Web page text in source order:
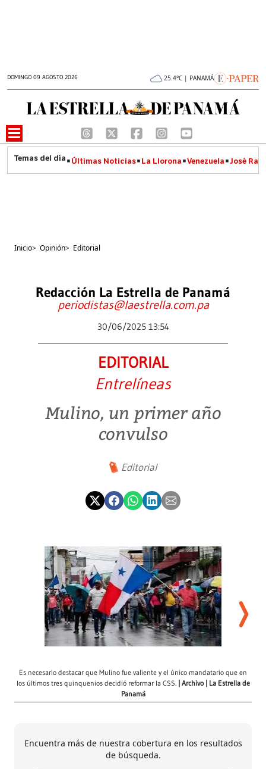
DOMINGO 09 AGOSTO 2026 25.4°C | PANAMÁ
Últimas Noticias La Llorona Venezuela José
Inicio> Opinión> Editorial
Redacción La Estrella de Panamá
periodistas@laestrella.com.pa
30/06/2025 13:54
EDITORIAL
Entrelíneas
Mulino, un primer año
convulso
Editorial
Es necesario destacar que Mulino fue valiente y el único mandatario que en
los últimos tres quinquenios decidió reformar la CSS.
Archivo | La Estrella de
Panamá
Encuentra más de nuestra cobertura en los resultados
de búsqueda.